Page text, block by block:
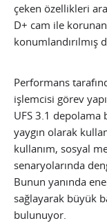
çeken özellikleri
D+ cam ile
konumlandırılmış
Performans
işlemcisi görev
UFS 3.1
yaygın olarak
kullanım, sosyal
senaryolarında
Bunun yanında
sağlayarak büyük
bulunuyor.